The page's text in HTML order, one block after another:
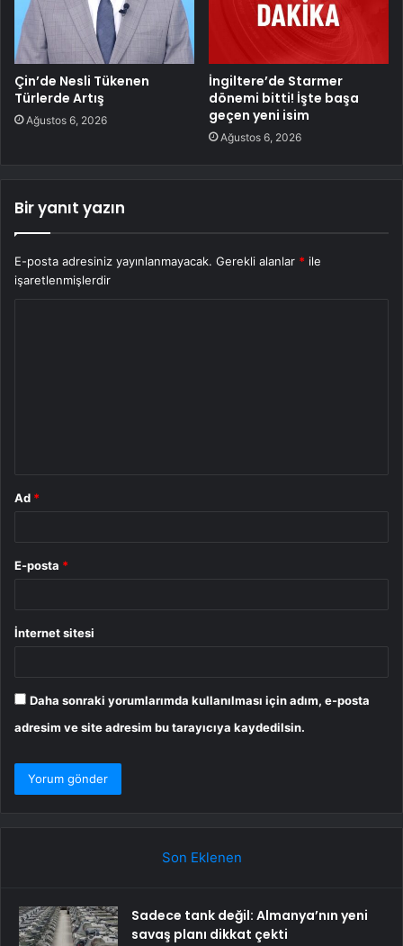
Çin’de Nesli Tükenen
Türlerde Artış
Ağustos 6, 2026
İngiltere’de Starmer
dönemi bitti! İşte başa
geçen yeni isim
Ağustos 6, 2026
Bir yanıt yazın
E-posta adresiniz yayınlanmayacak. Gerekli alanlar * ile
işaretlenmişlerdir
Ad *
E-posta *
İnternet sitesi
Daha sonraki yorumlarımda kullanılması için adım, e-posta
adresim ve site adresim bu tarayıcıya kaydedilsin.
Son Eklenen
Sadece tank değil: Almanya’nın yeni
savaş planı dikkat çekti